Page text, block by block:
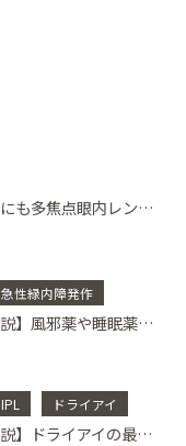
強い近視の方にも多焦点眼内レンズという選択肢 3焦点眼内レンズ「アクリバトリノバPro」とは
急性緑内障発作
【専門医が解説】風邪薬や睡眠薬で失明の危険も！？急性緑内障発作とは
IPL ドライアイ
【専門医が解説】ドライアイの最新治療 〜IPL治療とは？〜